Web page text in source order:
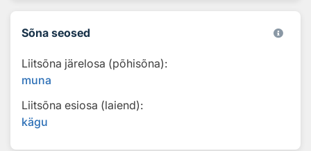
Sõna seosed
Liitsõna järelosa (põhisõna):
muna
Liitsõna esiosa (laiend):
kägu